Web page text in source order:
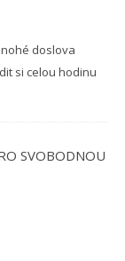
doslova
si celou hodinu
SVOBODNOU